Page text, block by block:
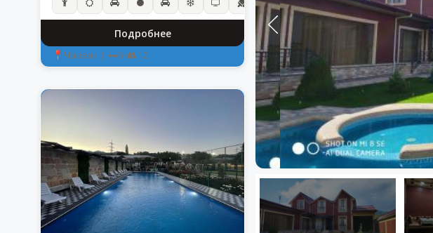
Подробнее
Чарвак | 6• 12